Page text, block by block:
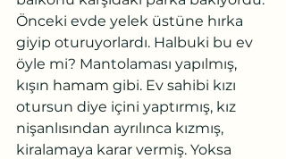
Önceki evde yelek üstüne hırka
giyip oturuyorlardı. Halbuki bu ev
öyle mi? Mantolaması yapılmış,
kışın hamam gibi. Ev sahibi kızı
otursun diye içini yaptırmış, kız
nişanlısından ayrılınca kızmış,
kiralamaya karar vermiş. Yoksa